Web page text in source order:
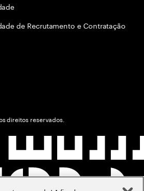
de Recrutamento e Contratação
direitos reservados.